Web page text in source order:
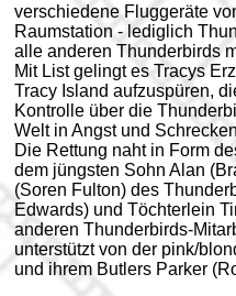
verschiedene Fluggeräte
Raumstation - lediglich
alle anderen Thunderbirds
Mit List gelingt es Tracys
Tracy Island aufzuspüren,
Kontrolle über die
Welt in Angst und
Die Rettung naht in Form
dem jüngsten Sohn Alan
(Soren Fulton) des
Edwards) und Töchterlein
anderen Thunderbirds-
unterstützt von der pink/
und ihrem Butlers Parker